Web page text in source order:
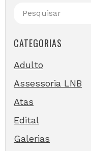
CATEGORIAS
Adulto
Assessoria LNB
Atas
Edital
Galerias